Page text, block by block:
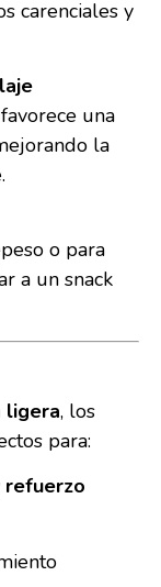
carenciales y
una
la
o para
a un snack
ligera, los
para:
refuerzo